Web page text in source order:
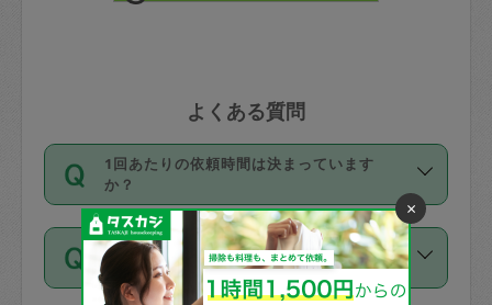
よくある質問
1回あたりの依頼時間は決まっています
か？
依頼1回につき3時間固定です。3時間を
超えて依頼したい場合は、延長機能をご
利用ください。機能をご利用いただくに
価格はどうやって決まっていますか？
×